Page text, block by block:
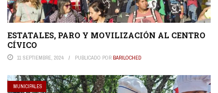
ESTATALES, PARO Y MOVILIZACIÓN AL CENTRO
CÍVICO
11 SEPTIEMBRE, 2024 PUBLICADO POR BARILOCHED
MUNICIPALES